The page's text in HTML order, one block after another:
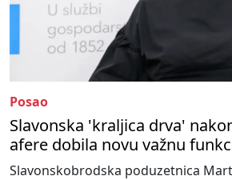
Posao
Slavonska 'kraljica drva'
afere dobila novu važnu
Slavonskobrodska poduzetnica